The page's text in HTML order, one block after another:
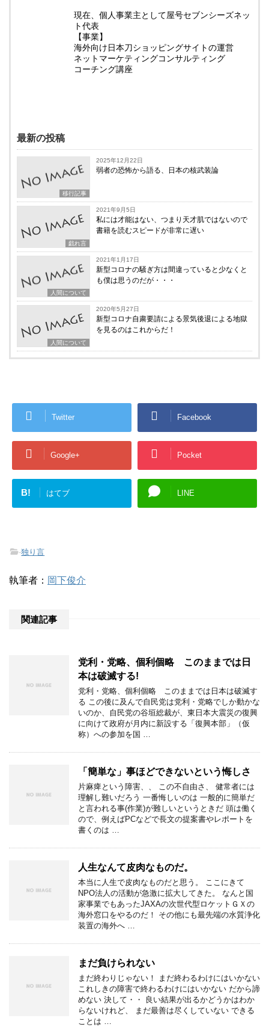
現在、個人事業主として屋号セブンシーズネッ
ト代表
【事業】
海外向け日本刀ショッピングサイトの運営
ネットマーケティングコンサルティング
コーチング講座
最新の投稿
移行記事
2025年12月22日
弱者の恐怖から語る、日本の核武装論
戯れ言
2021年9月5日
私には才能はない、つまり天才肌ではないので
書籍を読むスピードが非常に遅い
人間について
2021年1月17日
新型コロナの騒ぎ方は間違っていると少なくと
も僕は思うのだが・・・
人間について
2020年5月27日
新型コロナ自粛要請による景気後退による地獄
を見るのはこれからだ！
Twitter Facebook
Google+ Pocket
B! はてブ LINE
-独り言
執筆者： 岡下俊介
関連記事
党利・党略、個利個略 このままでは日
本は破滅する!
党利・党略、個利個略 このままでは日本は破滅す
る この後に及んで自民党は党利・党略でしか動かな
いのか、自民党の谷垣総裁が、東日本大震災の復興
に向けて政府が月内に新設する「復興本部」（仮
称）への参加を国 …
「簡単な」事ほどできないという悔しさ
片麻痺という障害、、 この不自由さ、 健常者には
理解し難いだろう 一番悔しいのは 一般的に簡単だ
と言われる事(作業)が難しいというときだ 頭は働く
ので、例えばPCなどで長文の提案書やレポートを
書くのは …
人生なんて皮肉なものだ。
本当に人生で皮肉なものだと思う。 ここにきて
NPO法人の活動が急激に拡大してきた。 なんと国
家事業でもあったJAXAの次世代型ロケットＧＸの
海外窓口をやるのだ！ その他にも最先端の水質浄化
装置の海外へ …
まだ負けられない
まだ終わりじゃない！ まだ終わるわけにはいかない
これしきの障害で終わるわけにはいかない だから諦
めない 決して・・ 良い結果が出るかどうかはわか
らないけれど、 まだ最善は尽くしていない できる
ことは …